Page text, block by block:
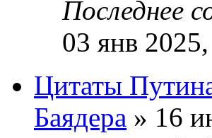
Последнее
03 янв
Цитаты
Баядера » 16